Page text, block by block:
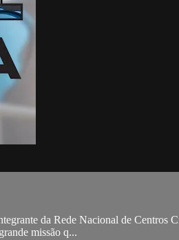
da Rede Nacional de Centros
missão q...